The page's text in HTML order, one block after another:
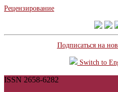
Рецензирование
Подписаться на
Switch to
ISSN 2658-6282